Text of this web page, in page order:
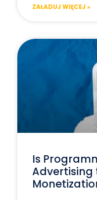
ZAŁADUJ WIĘCEJ »
Is
Advertising